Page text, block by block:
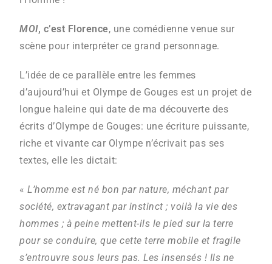
MOI, c’est Florence, une comédienne venue sur
scène pour interpréter ce grand personnage.
L’idée de ce parallèle entre les femmes
d’aujourd’hui et Olympe de Gouges est un projet de
longue haleine qui date de ma découverte des
écrits d’Olympe de Gouges: une écriture puissante,
riche et vivante car Olympe n’écrivait pas ses
textes, elle les dictait:
«L’homme est né bon par nature, méchant par
société, extravagant par instinct ; voilà la vie des
hommes ; à peine mettent-ils le pied sur la terre
pour se conduire, que cette terre mobile et fragile
s’entrouvre sous leurs pas. Les insensés ! Ils ne